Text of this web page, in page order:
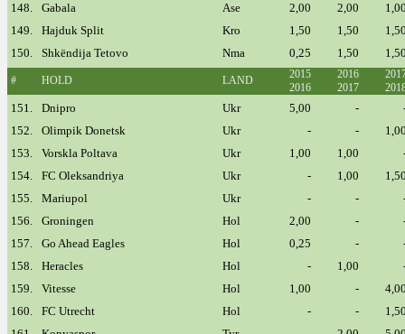
148.
Gabala Ase 2,00 2,00
149.
Hajduk Split Kro 1,50 1,50
150.
Shkëndija Tetovo Nma 0,25 1,50
# HOLD LAND
2015
2016
2016
2017
151. Dnipro Ukr 5,00 -
152.
Olimpik Donetsk Ukr - -
153.
Vorskla Poltava Ukr 1,00 1,00
154.
FC Oleksandriya Ukr - 1,00
155.
Mariupol Ukr - -
156.
Groningen Hol 2,00 -
157.
Go Ahead Eagles Hol 0,25 -
158.
Heracles Hol - 1,00
159.
Vitesse Hol 1,00 -
160.
FC Utrecht Hol - -